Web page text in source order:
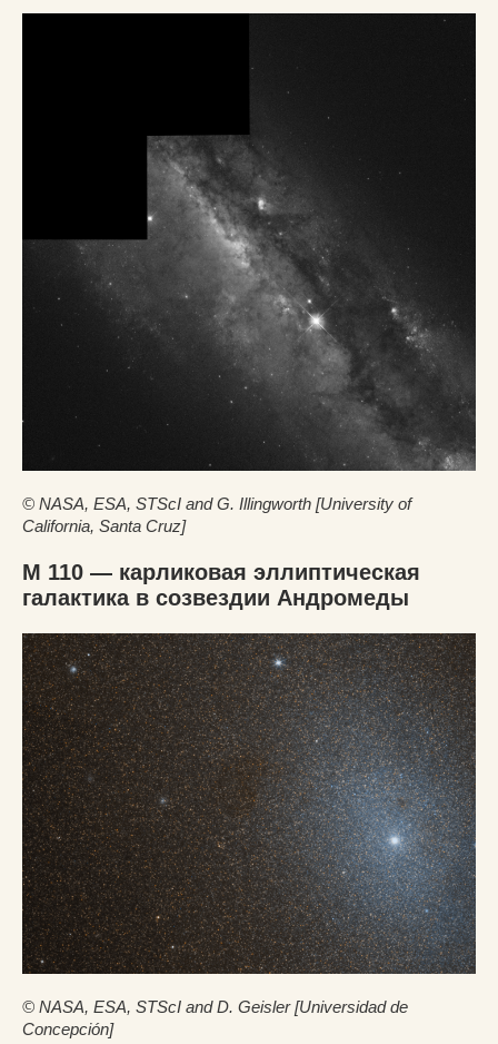
© NASA, ESA, STScI and G. Illingworth [University of
California, Santa Cruz]
M 110 — карликовая эллиптическая
галактика в созвездии Андромеды
© NASA, ESA, STScI and D. Geisler [Universidad de
Concepción]